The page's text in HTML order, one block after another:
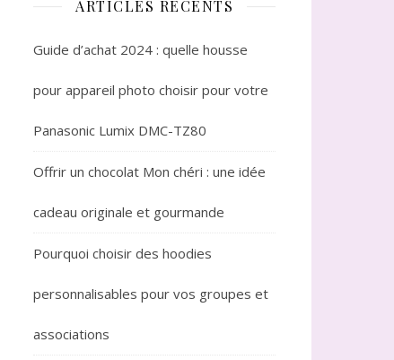
ARTICLES RÉCENTS
Guide d’achat 2024 : quelle housse
pour appareil photo choisir pour votre
Panasonic Lumix DMC-TZ80
Offrir un chocolat Mon chéri : une idée
cadeau originale et gourmande
Pourquoi choisir des hoodies
personnalisables pour vos groupes et
associations